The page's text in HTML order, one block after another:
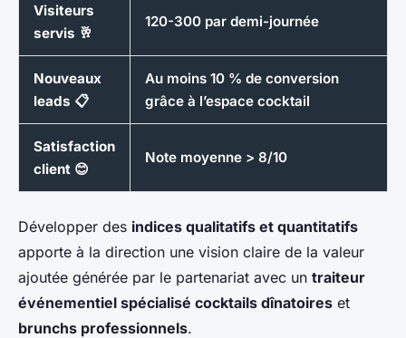
Visiteurs
servis 🥂
120-300 par demi-journée
Nouveaux
leads 📋
Au moins 10 % de conversion
grâce à l’espace cocktail
Satisfaction
client 😊
Note moyenne > 8/10
Développer des indices qualitatifs et quantitatifs
apporte à la direction une vision claire de la valeur
ajoutée générée par le partenariat avec un traiteur
événementiel spécialisé cocktails dînatoires et
brunchs professionnels.